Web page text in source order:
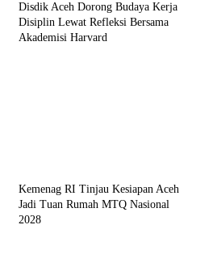
Disdik Aceh Dorong Budaya Kerja
Disiplin Lewat Refleksi Bersama
Akademisi Harvard
Kemenag RI Tinjau Kesiapan Aceh
Jadi Tuan Rumah MTQ Nasional
2028